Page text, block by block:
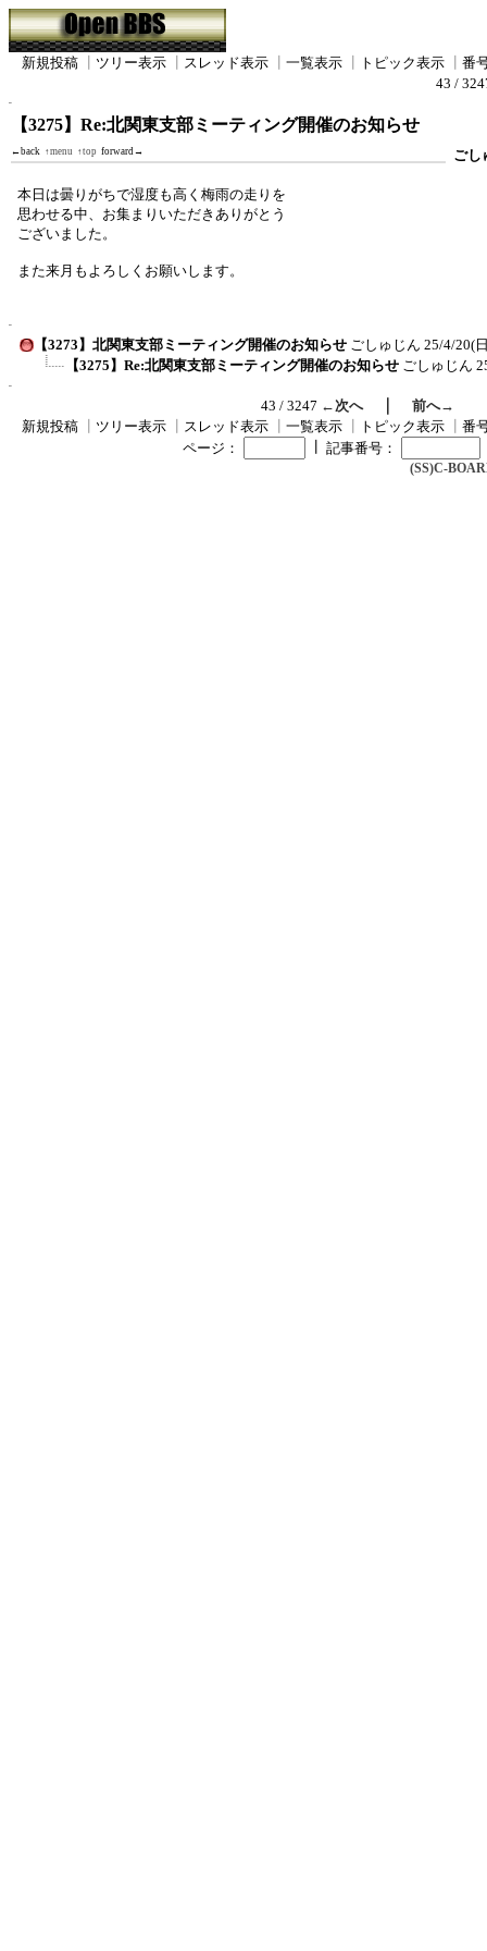
新規投稿 ツリー表示 スレッド表示 一覧表示 トピック表示
番
43 /
【3275】Re:北関東支部ミーティング開催のお知らせ
←back ↑menu ↑top forward→ ごし
本日は曇りがちで湿度も高く梅雨の走りを
思わせる中、お集まりいただきありがとう
ございました。
また来月もよろしくお願いします。
【3273】北関東支部ミーティング開催のお知らせ ごしゅじん 25/4/20(
【3275】Re:北関東支部ミーティング開催のお知らせ ごしゅじん
43 / 3247 ←次へ｜ 前へ→
新規投稿
ツリー表示 スレッド表示 一覧表示 トピック表示
番
ページ：
記事番号：
(SS)C-